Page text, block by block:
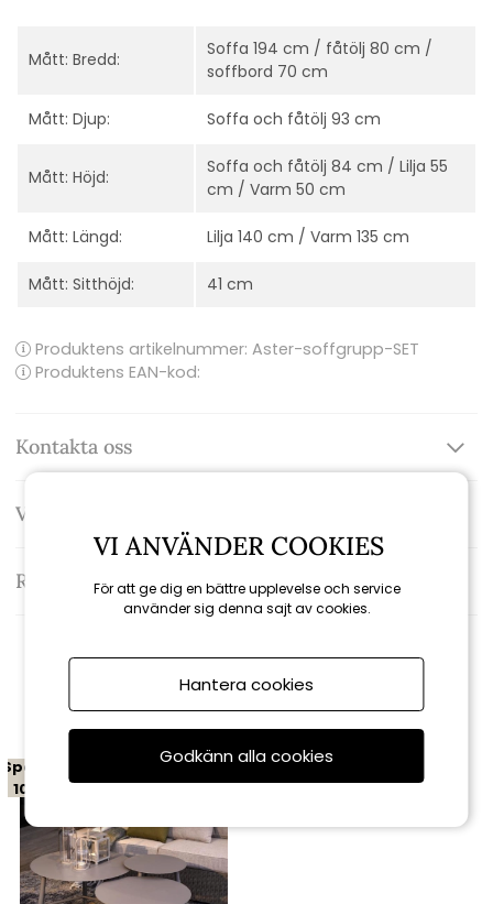
Mått: Bredd:
Soffa 194 cm / fåtölj 80 cm /
soffbord 70 cm
Mått: Djup: Soffa och fåtölj 93 cm
Mått: Höjd:
Soffa och fåtölj 84 cm / Lilja 55
cm / Varm 50 cm
Mått: Längd: Lilja 140 cm / Varm 135 cm
Mått: Sitthöjd: 41 cm
Produktens artikelnummer: Aster-soffgrupp-SET
Produktens EAN-kod:
Kontakta oss
Varumärke: Brafab
Recensioner
Relaterade produkter
Spara
10%
VI ANVÄNDER COOKIES
För att ge dig en bättre upplevelse och service
använder sig denna sajt av cookies.
Hantera cookies
Godkänn alla cookies